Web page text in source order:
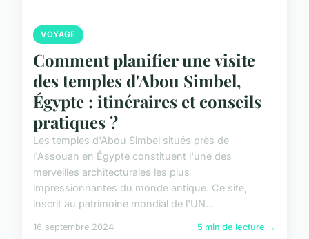
VOYAGE
Comment planifier une visite
des temples d'Abou Simbel,
Égypte : itinéraires et conseils
pratiques ?
Les temples d'Abou Simbel situés près de
l'Assouan en Égypte constituent l'une des
merveilles architecturales les plus
impressionnantes du monde antique. Ce site,
inscrit au patrimoine mondial de l'UN...
16 septembre 2024 5 min de lecture →